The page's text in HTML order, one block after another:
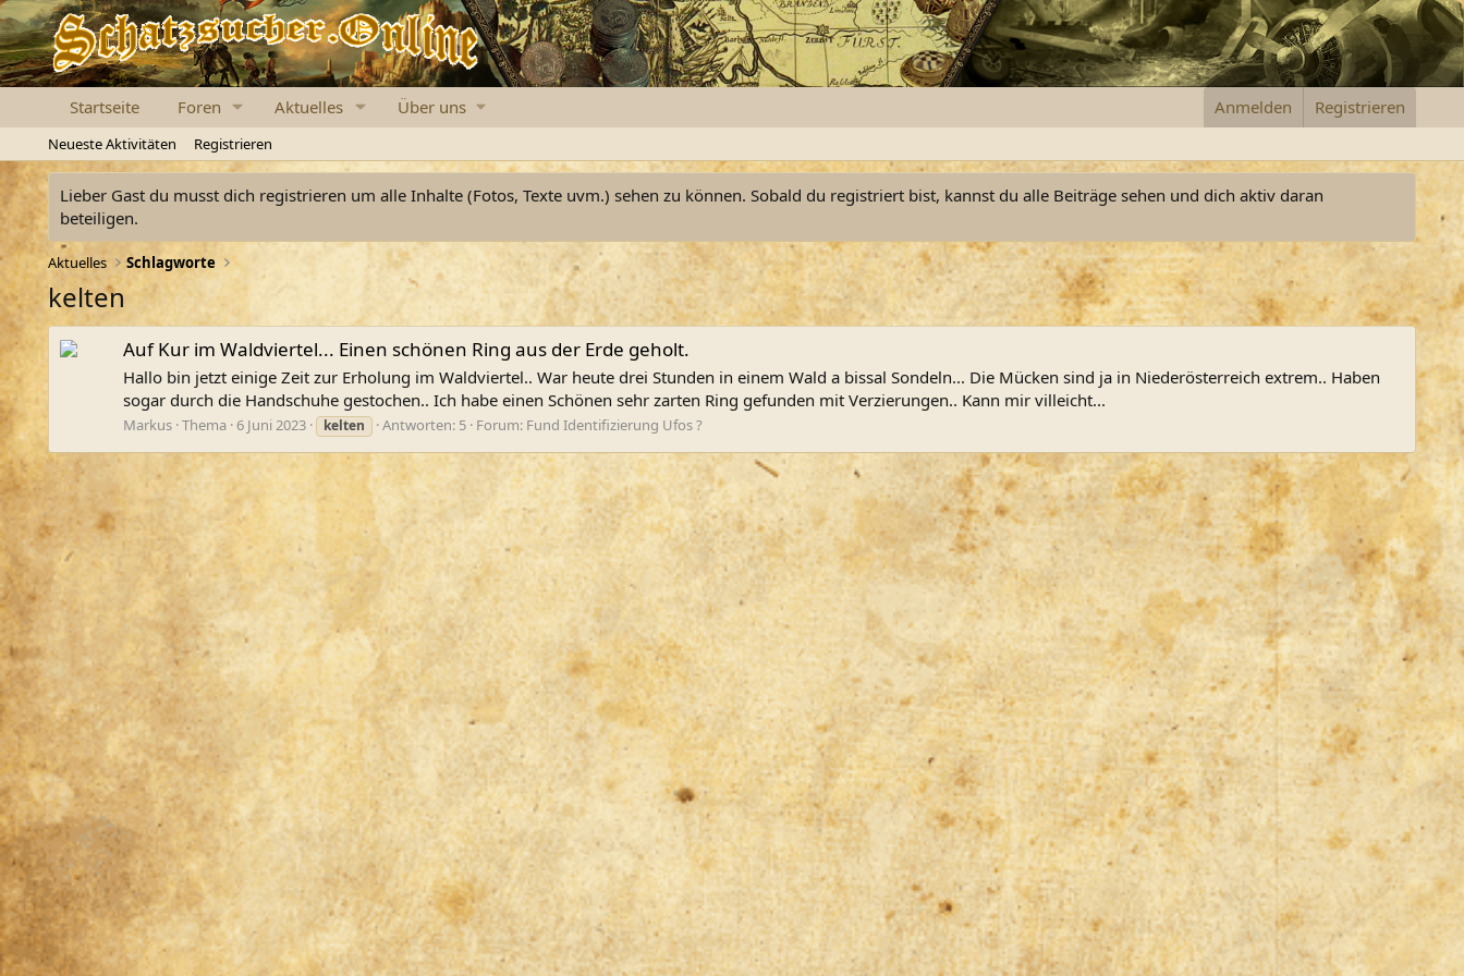
Startseite Foren Aktuelles Über uns Anmelden Registrieren
Neueste Aktivitäten Registrieren
Lieber Gast du musst dich registrieren um alle Inhalte (Fotos, Texte uvm.) sehen zu können. Sobald du registriert bist, kannst du alle Beiträge sehen und dich aktiv daran
beteiligen.
Aktuelles Schlagworte
kelten
Auf Kur im Waldviertel... Einen schönen Ring aus der Erde geholt.
Hallo bin jetzt einige Zeit zur Erholung im Waldviertel.. War heute drei Stunden in einem Wald a bissal Sondeln... Die Mücken sind ja in Niederösterreich extrem.. Haben
sogar durch die Handschuhe gestochen.. Ich habe einen Schönen sehr zarten Ring gefunden mit Verzierungen.. Kann mir villeicht...
Markus Thema 6 Juni 2023 kelten Antworten: 5 Forum: Fund Identifizierung Ufos ?